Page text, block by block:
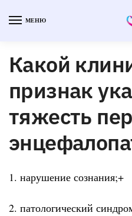
МЕНЮ
Какой
признак
тяжесть
1. нарушение сознания;+
2. патологический